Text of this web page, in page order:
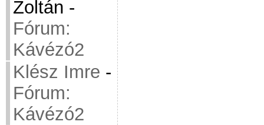
Zoltán -
Fórum:
Kávézó2
Klész Imre -
Fórum:
Kávézó2